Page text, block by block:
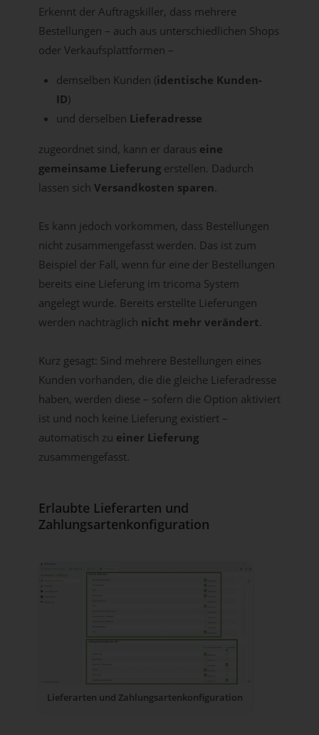
Erkennt der Auftragskiller, dass mehrere
Bestellungen – auch aus unterschiedlichen Shops
oder Verkaufsplattformen –
demselben Kunden (identische Kunden-
ID)
und derselben Lieferadresse
zugeordnet sind, kann er daraus eine
gemeinsame Lieferungerstellen. Dadurch
lassen sich Versandkosten sparen
Es kann jedoch vorkommen, dass Bestellungen
nicht zusammengefasst werden. Das ist zum
Beispiel der Fall, wenn für eine der Bestellungen
bereits eine Lieferung im tricoma System
angelegt wurde. Bereits erstellte Lieferungen
werden nachträglich nicht mehr verändert
Kurz gesagt: Sind mehrere Bestellungen eines
Kunden vorhanden, die die gleiche Lieferadresse
haben, werden diese – sofern die Option aktiviert
ist und noch keine Lieferung existiert –
automatisch zu einer Lieferung
zusammengefasst.
Erlaubte Lieferarten und
Zahlungsartenkonfiguration
Lieferarten und Zahlungsartenkonfiguration